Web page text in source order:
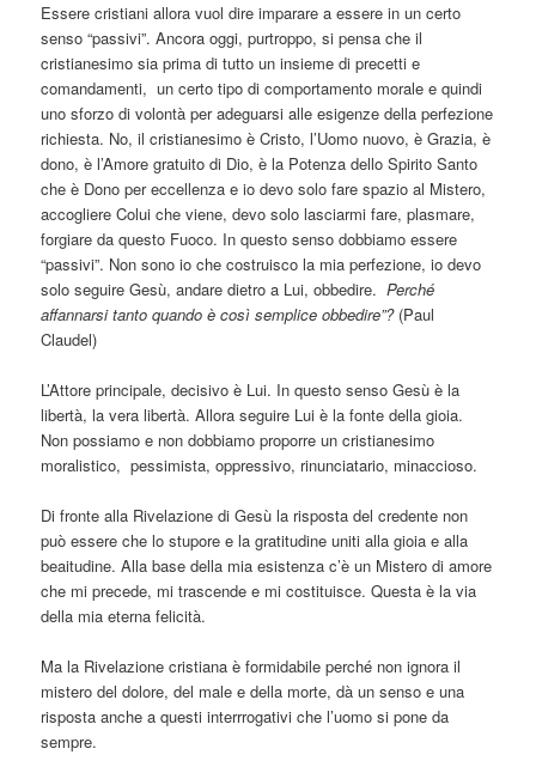
Essere cristiani allora vuol dire imparare a essere in un certo
senso “passivi”. Ancora oggi, purtroppo, si pensa che il
cristianesimo sia prima di tutto un insieme di precetti e
comandamenti, un certo tipo di comportamento morale e quindi
uno sforzo di volontà per adeguarsi alle esigenze della perfezione
richiesta. No, il cristianesimo è Cristo, l’Uomo nuovo, è Grazia, è
dono, è l’Amore gratuito di Dio, è la Potenza dello Spirito Santo
che è Dono per eccellenza e io devo solo fare spazio al Mistero,
accogliere Colui che viene, devo solo lasciarmi fare, plasmare,
forgiare da questo Fuoco. In questo senso dobbiamo essere
“passivi”. Non sono io che costruisco la mia perfezione, io devo
solo seguire Gesù, andare dietro a Lui, obbedire. Perché
affannarsi tanto quando è così semplice obbedire”? (Paul
Claudel)
L’Attore principale, decisivo è Lui. In questo senso Gesù è la
libertà, la vera libertà. Allora seguire Lui è la fonte della gioia.
Non possiamo e non dobbiamo proporre un cristianesimo
moralistico, pessimista, oppressivo, rinunciatario, minaccioso.
Di fronte alla Rivelazione di Gesù la risposta del credente non
può essere che lo stupore e la gratitudine uniti alla gioia e alla
beaitudine. Alla base della mia esistenza c’è un Mistero di amore
che mi precede, mi trascende e mi costituisce. Questa è la via
della mia eterna felicità.
Ma la Rivelazione cristiana è formidabile perché non ignora il
mistero del dolore, del male e della morte, dà un senso e una
risposta anche a questi interrrogativi che l’uomo si pone da
sempre.